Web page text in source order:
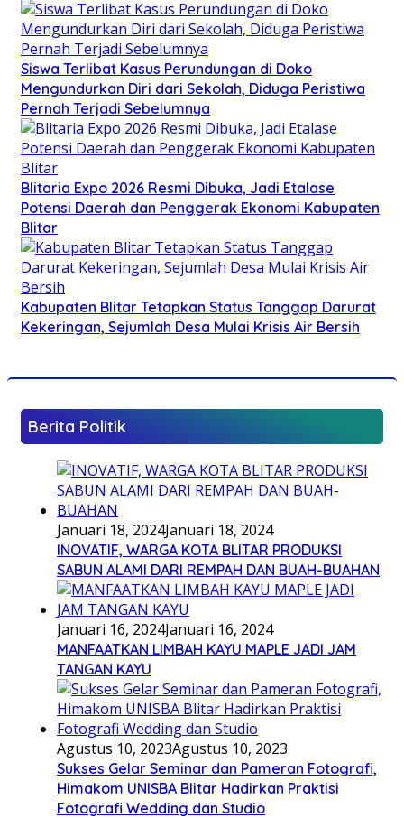
Siswa Terlibat Kasus Perundungan di Doko
Mengundurkan Diri dari Sekolah, Diduga Peristiwa
Pernah Terjadi Sebelumnya
Blitaria Expo 2026 Resmi Dibuka, Jadi Etalase
Potensi Daerah dan Penggerak Ekonomi Kabupaten
Blitar
Kabupaten Blitar Tetapkan Status Tanggap Darurat
Kekeringan, Sejumlah Desa Mulai Krisis Air Bersih
Berita Politik
Januari 18, 2024Januari 18, 2024
INOVATIF, WARGA KOTA BLITAR PRODUKSI
SABUN ALAMI DARI REMPAH DAN BUAH-BUAHAN
Januari 16, 2024Januari 16, 2024
MANFAATKAN LIMBAH KAYU MAPLE JADI JAM
TANGAN KAYU
Agustus 10, 2023Agustus 10, 2023
Sukses Gelar Seminar dan Pameran Fotografi,
Himakom UNISBA Blitar Hadirkan Praktisi
Fotografi Wedding dan Studio